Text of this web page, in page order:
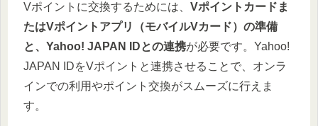
Vポイントに交換するためには、 Vポイントカードま
たはVポイントアプリ（モバイルVカード）の準備
と、Yahoo! JAPAN IDとの連携が必要です。Yahoo!
JAPAN IDをVポイントと連携させることで、オンラ
インでの利用やポイント交換がスムーズに行えま
す。